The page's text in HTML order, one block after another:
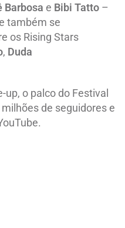
Barbosa e Bibi Tatto –
também se
os Rising Stars
, Duda
o palco do Festival
de seguidores e